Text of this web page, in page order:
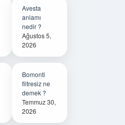
Avesta
anlamı
nedir ?
Ağustos 5,
2026
Bomonti
filtresiz ne
demek ?
Temmuz 30,
2026